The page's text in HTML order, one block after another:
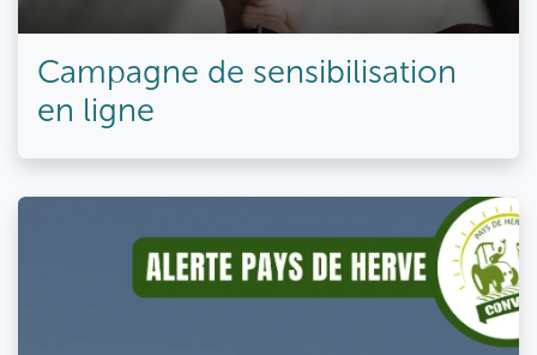
Campagne de sensibilisation
en ligne